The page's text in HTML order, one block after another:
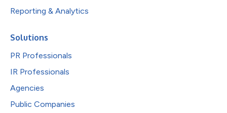
Reporting & Analytics
Solutions
PR Professionals
IR Professionals
Agencies
Public Companies